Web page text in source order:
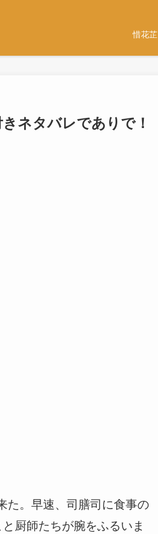
惜花芷
ネタバレでありで！
た。早速、司膳司に食事の
厨師たちが腕をふるいま